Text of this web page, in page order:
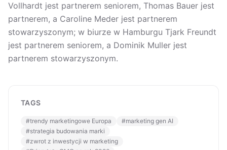
Vollhardt jest partnerem seniorem, Thomas Bauer jest
partnerem, a Caroline Meder jest partnerem
stowarzyszonym; w biurze w Hamburgu Tjark Freundt
jest partnerem seniorem, a Dominik Muller jest
partnerem stowarzyszonym.
TAGS
#trendy marketingowe Europa #marketing gen AI
#strategia budowania marki
#zwrot z inwestycji w marketing